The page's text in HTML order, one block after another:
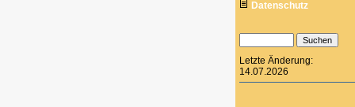
Datenschutz
Letzte Änderung:
14.07.2026